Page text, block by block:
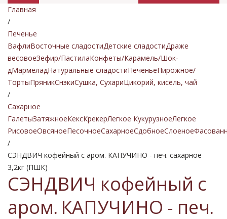
Промо товары
Главная
/
Печенье
ВафлиВосточные сладостиДетские сладостиДраже
весовоеЗефир/ПастилаКонфеты/Карамель/Шок-
дМармеладНатуральные сладостиПеченьеПирожное/
ТортыПряникСнэкиСушка, СухариЦикорий, кисель, чай
/
Сахарное
ГалетыЗатяжноеКексКрекерЛегкое КукурузноеЛегкое
РисовоеОвсяноеПесочноеСахарноеСдобноеСлоеное
/
СЭНДВИЧ кофейный с аром. КАПУЧИНО - печ. сахарное
3,2кг (ПШК)
СЭНДВИЧ кофейный с
аром. КАПУЧИНО - печ.